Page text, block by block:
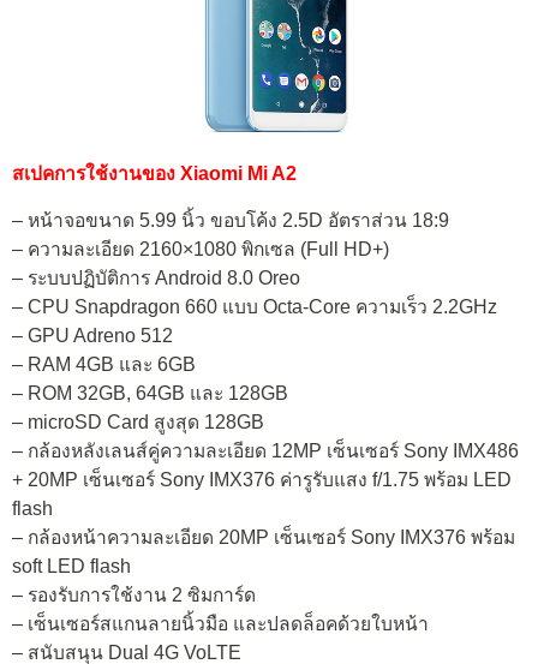
สเปคการใช้งานของ Xiaomi Mi A2
– หน้าจอขนาด 5.99 นิ้ว ขอบโค้ง 2.5D อัตราส่วน 18:9
– ความละเอียด 2160×1080 พิกเซล (Full HD+)
– ระบบปฏิบัติการ Android 8.0 Oreo
– CPU Snapdragon 660 แบบ Octa-Core ความเร็ว 2.2GHz
– GPU Adreno 512
– RAM 4GB และ 6GB
– ROM 32GB, 64GB และ 128GB
– microSD Card สูงสุด 128GB
– กล้องหลังเลนส์คู่ความละเอียด 12MP เซ็นเซอร์ Sony IMX486
+ 20MP เซ็นเซอร์ Sony IMX376 ค่ารูรับแสง f/1.75 พร้อม LED
flash
– กล้องหน้าความละเอียด 20MP เซ็นเซอร์ Sony IMX376 พร้อม
soft LED flash
– รองรับการใช้งาน 2 ซิมการ์ด
– เซ็นเซอร์สแกนลายนิ้วมือ และปลดล็อคด้วยใบหน้า
– สนับสนุน Dual 4G VoLTE